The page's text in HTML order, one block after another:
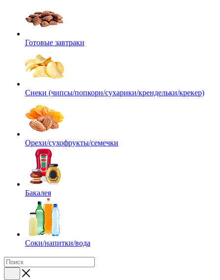
Готовые завтраки
Снеки (чипсы/попкорн/сухарики/крендельки/крекер)
Орехи/сухофрукты/семечки
Бакалея
Соки/напитки/вода